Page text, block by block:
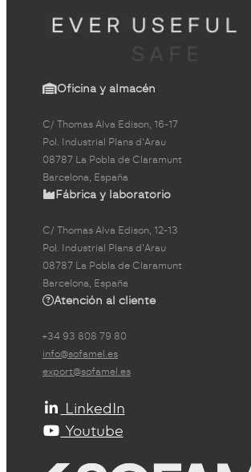
Oficina y almacén
C/ Thomas Alva Edison, 16-17
Pol. Industrial Plans d'Arau
08787 La Pobla de Claramunt
Barcelona, España
Fábrica y laboratorio
C/ Thomas Alva Edison, 12-13
Pol. Industrial Plans d'Arau
08787 La Pobla de Claramunt
Barcelona, España
Atención al cliente
+34 93 808 79 80
info@sofamel.es
export@sofamel.es
LinkedIn
Youtube